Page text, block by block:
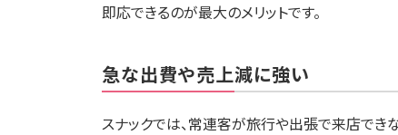
即応できるのが最大のメリットです。
急な出費や売上減に強い
スナックでは、常連客が旅行や出張で来店でき